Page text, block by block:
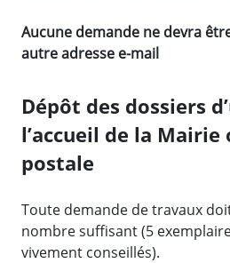
Aucune demande ne devra
autre adresse e-mail
Dépôt des dossiers
l’accueil de la Mairie
postale
Toute demande de travaux
nombre suffisant (5
vivement conseillés).